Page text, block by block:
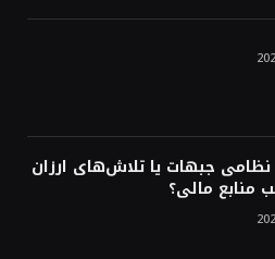
جبهات یا تلاش‌های ارزان
منابع مالی؟